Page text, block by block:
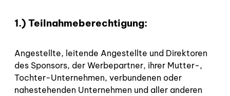
1.) Teilnahmeberechtigung:
Angestellte, leitende Angestellte und Direktoren
des Sponsors, der Werbepartner, ihrer Mutter-,
Tochter-Unternehmen, verbundenen oder
nahestehenden Unternehmen und aller anderen